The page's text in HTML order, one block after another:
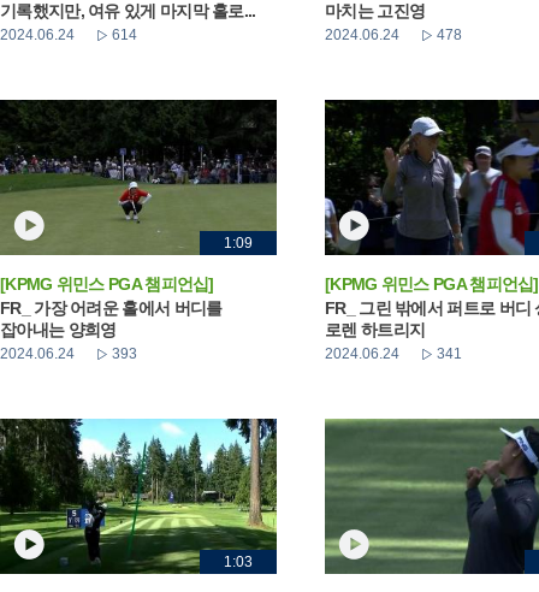
기록했지만, 여유 있게 마지막 홀로...
2024.06.24 614
마치는 고진영
2024.06.24 478
1:09
[KPMG 위민스 PGA 챔피언십]
FR_ 가장 어려운 홀에서 버디를
잡아내는 양희영
2024.06.24 393
[KPMG 위민스 PGA 챔피언십]
FR_ 그린 밖에서 퍼트로 버디
로렌 하트리지
2024.06.24 341
1:03